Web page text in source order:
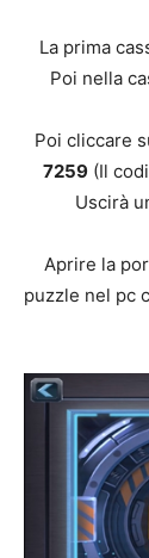
La prima
Poi nella
Poi cliccare
7259 (Il
Uscirà
Aprire la
puzzle nel pc